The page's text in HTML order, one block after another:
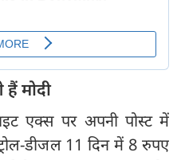
मोदी
एक्स पर अपनी पोस्ट में
डीजल 11 दिन में 8 रुपए